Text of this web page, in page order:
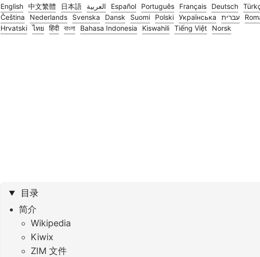
English 中文繁體 日本語 العربية Español Português Français Deutsch
Čeština
Nederlands Svenska Dansk Suomi Polski Українська עברית
Hrvatski ไทย हिंदी বাংলা Bahasa Indonesia Kiswahili Tiếng Việt Norsk
目录
简介
Wikipedia
Kiwix
ZIM 文件